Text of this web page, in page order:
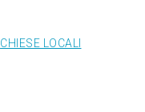
CHIESE LOCALI